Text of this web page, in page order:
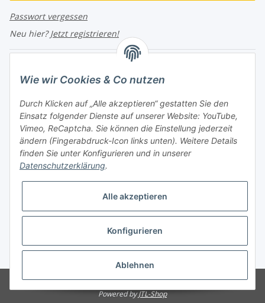
Passwort vergessen
Neu hier?Jetzt registrieren!
Hauptplatz 4
2870 Aspang
eMail: info@turboloch.at
Tel: +43 (0)660/1314150
Di - Fr 9-17 Uhr / Fr 9-12 Uhr
Achtung keine Abholung mehr möglich!!!
* Alle Preise inkl. gesetzlicher USt., zzgl.Versand
© Turboloch Austria e.U. Besucherzähler: 2799701
Powered byJTL-Shop
Wie wir Cookies & Co nutzen
Durch Klicken auf „Alle akzeptieren“ gestatten Sie den
Einsatz folgender Dienste auf unserer Website: YouTube,
Vimeo, ReCaptcha. Sie können die Einstellung jederzeit
ändern (Fingerabdruck-Icon links unten). Weitere Details
finden Sie unterKonfigurieren und in unserer
Datenschutzerklärung.
Alle akzeptieren
Konfigurieren
Ablehnen